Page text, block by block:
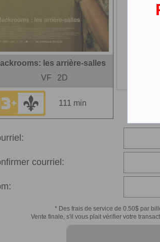
les arrière-salles
VF
2D
111 min
courriel:
* Des frais de service de 0.50$ par
Vente finale, s'il vous plait vérifier votre